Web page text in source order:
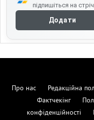
підпишіться на
Додати
Про нас Редакційна
Фактчекінг
конфіденційності